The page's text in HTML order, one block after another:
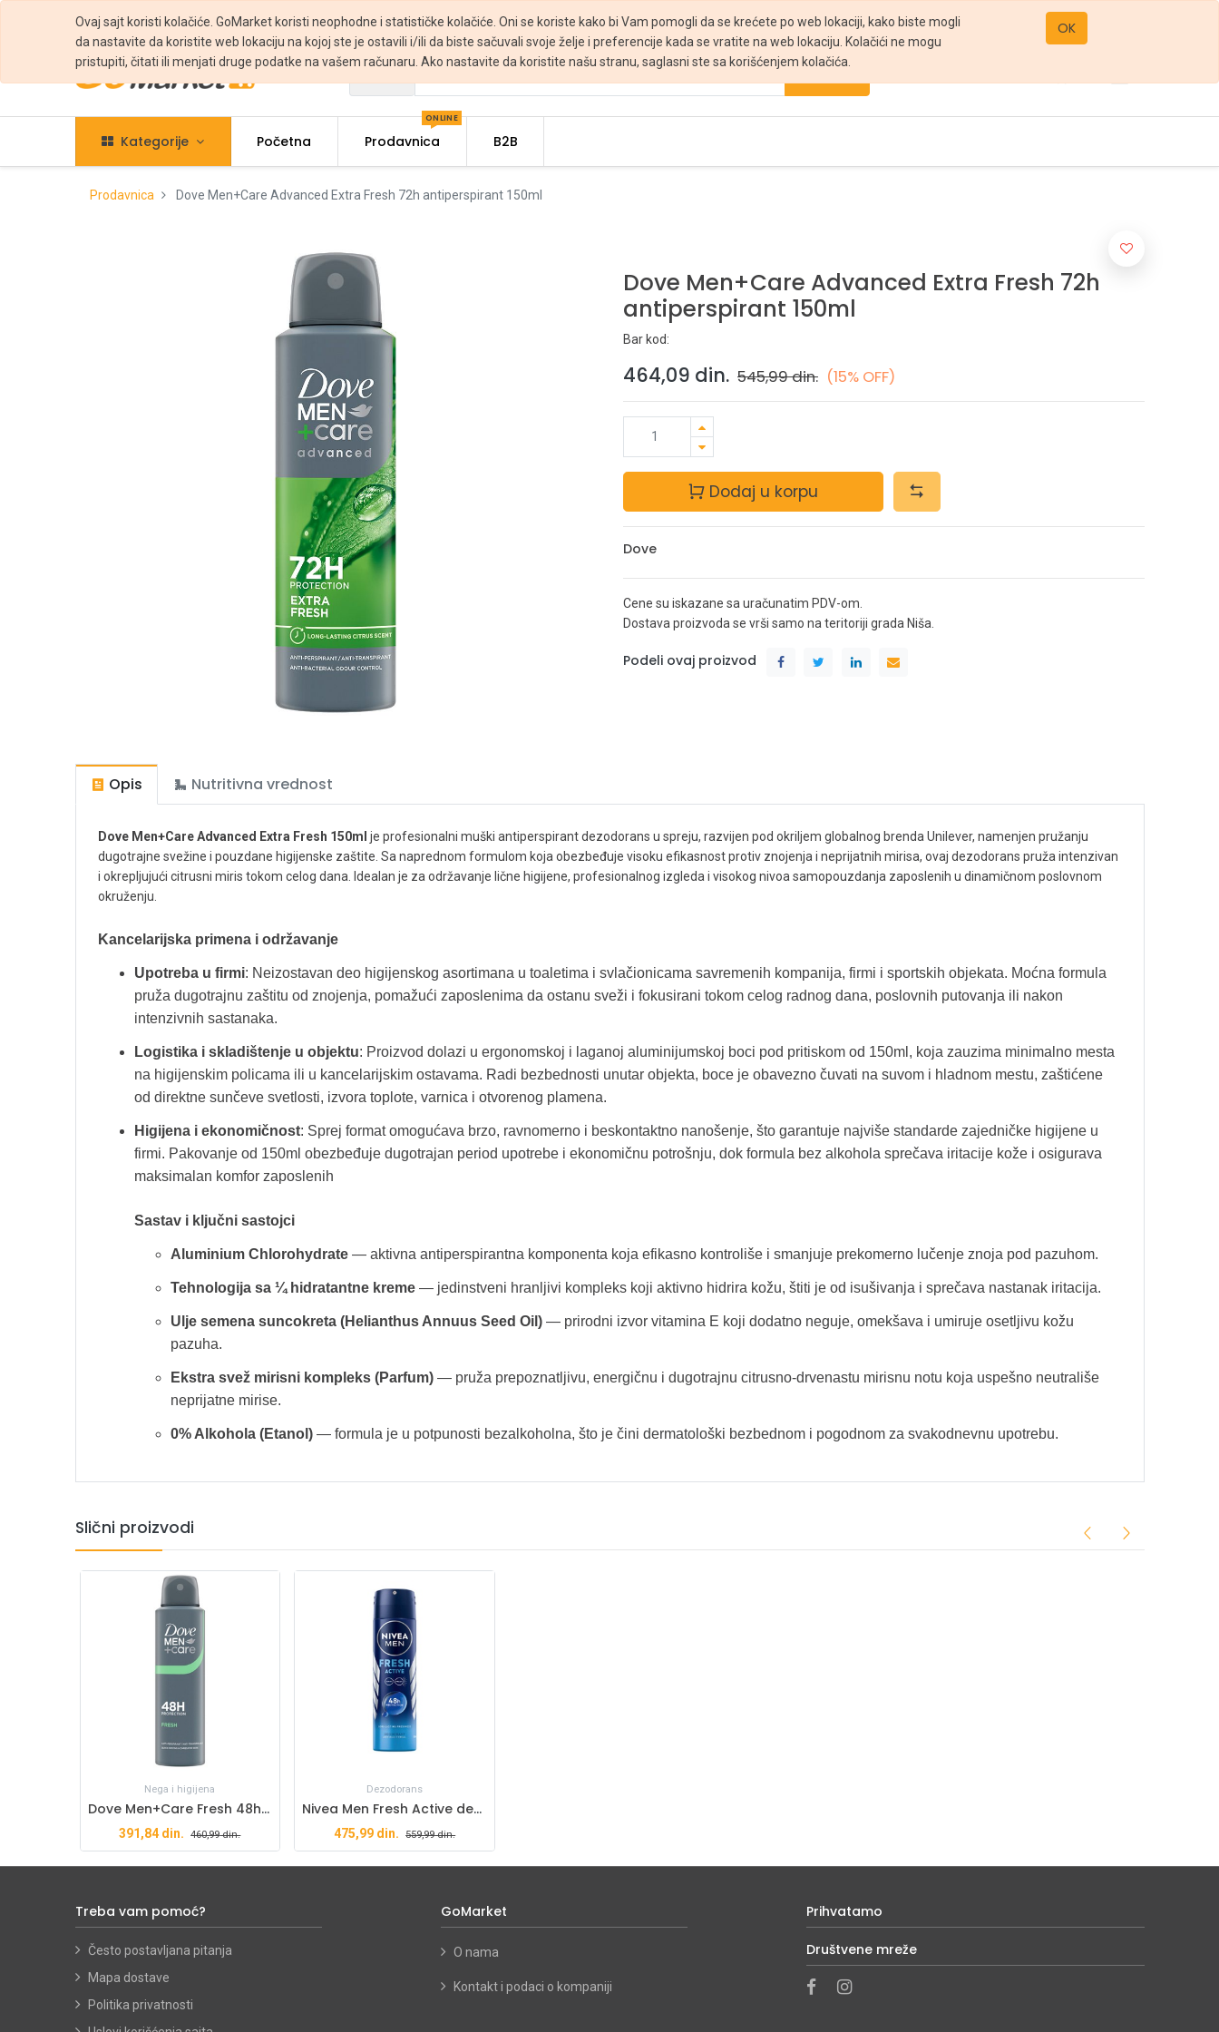
Ovaj sajt koristi kolačiće. GoMarket koristi neophodne i statističke kolačiće. Oni se koriste kako bi Vam pomogli da se krećete po web lokaciji, kako biste mogli
da nastavite da koristite web lokaciju na kojoj ste je ostavili i/ili da biste sačuvali svoje želje i preferencije kada se vratite na web lokaciju. Kolačići ne mogu
pristupiti, čitati ili menjati druge podatke na vašem računaru. Ako nastavite da koristite našu stranu, saglasni ste sa korišćenjem kolačića.
OK
office@gomarket.rs
Kategorije Početna Prodavnica
ONLINE
B2B
Prodavnica Dove Men+Care Advanced Extra Fresh 72h antiperspirant 150ml
Dove Men+Care Advanced Extra Fresh 72h
antiperspirant 150ml
Bar kod:
464,09 din. 545,99din. (15% OFF)
Dodaj u korpu
Dove
Cene su iskazane sa uračunatim PDV-om.
Dostava proizvoda se vrši samo na teritoriji grada Niša.
Podeli ovaj proizvod
Opis Nutritivna vrednost
Dove Men+Care Advanced Extra Fresh 150ml je profesionalni muški antiperspirant dezodorans u spreju, razvijen pod okriljem globalnog brenda Unilever, namenjen pružanju
dugotrajne svežine i pouzdane higijenske zaštite. Sa naprednom formulom koja obezbeđuje visoku efikasnost protiv znojenja i neprijatnih mirisa, ovaj dezodorans pruža intenzivan
i okrepljujući citrusni miris tokom celog dana. Idealan je za održavanje lične higijene, profesionalnog izgleda i visokog nivoa samopouzdanja zaposlenih u dinamičnom poslovnom
okruženju.
Kancelarijska primena i održavanje
Upotreba u firmi: Neizostavan deo higijenskog asortimana u toaletima i svlačionicama savremenih kompanija, firmi i sportskih objekata. Moćna formula
pruža dugotrajnu zaštitu od znojenja, pomažući zaposlenima da ostanu sveži i fokusirani tokom celog radnog dana, poslovnih putovanja ili nakon
intenzivnih sastanaka.
Logistika i skladištenje u objektu: Proizvod dolazi u ergonomskoj i laganoj aluminijumskoj boci pod pritiskom od 150ml, koja zauzima minimalno mesta
na higijenskim policama ili u kancelarijskim ostavama. Radi bezbednosti unutar objekta, boce je obavezno čuvati na suvom i hladnom mestu, zaštićene
od direktne sunčeve svetlosti, izvora toplote, varnica i otvorenog plamena.
Higijena i ekonomičnost: Sprej format omogućava brzo, ravnomerno i beskontaktno nanošenje, što garantuje najviše standarde zajedničke higijene u
firmi. Pakovanje od 150ml obezbeđuje dugotrajan period upotrebe i ekonomičnu potrošnju, dok formula bez alkohola sprečava iritacije kože i osigurava
maksimalan komfor zaposlenih
Sastav i ključni sastojci
Aluminium Chlorohydrate— aktivna antiperspirantna komponenta koja efikasno kontroliše i smanjuje prekomerno lučenje znoja pod pazuhom.
Tehnologija sa ¼ hidratantne kreme— jedinstveni hranljivi kompleks koji aktivno hidrira kožu, štiti je od isušivanja i sprečava nastanak iritacija.
Ulje semena suncokreta (Helianthus Annuus Seed Oil)— prirodni izvor vitamina E koji dodatno neguje, omekšava i umiruje osetljivu kožu
pazuha.
Ekstra svež mirisni kompleks (Parfum)— pruža prepoznatljivu, energičnu i dugotrajnu citrusno-drvenastu mirisnu notu koja uspešno neutrališe
neprijatne mirise.
0% Alkohola (Etanol)— formula je u potpunosti bezalkoholna, što je čini dermatološki bezbednom i pogodnom za svakodnevnu upotrebu.
Slični proizvodi
Nega i higijena
Dove Men+Care Fresh 48h antiperspirant 150ml
391,84 din. 460,99din.
Dezodorans
Nivea Men Fresh Active dezodorans 150ml
475,99 din. 559,99din.
Treba vam pomoć?
Često postavljana pitanja
Mapa dostave
Politika privatnosti
GoMarket
O nama
Kontakt i podaci o kompaniji
Prihvatamo
Društvene mreže